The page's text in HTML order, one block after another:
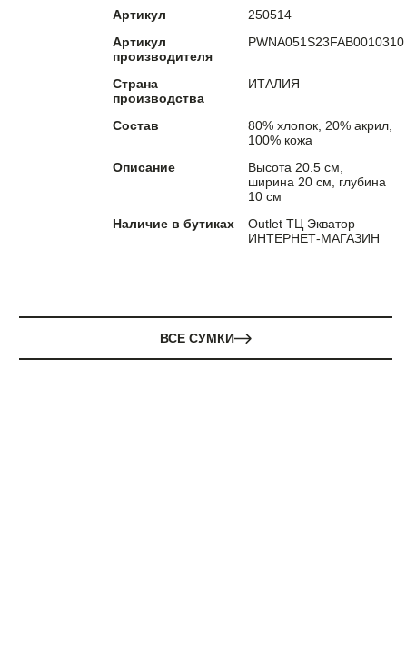
Артикул
250514
Артикул
производителя
PWNA051S23FAB0010310
Страна
производства
ИТАЛИЯ
Состав
80% хлопок, 20% акрил,
100% кожа
Описание
Высота 20.5 см,
ширина 20 см, глубина
10 см
Наличие в бутиках
Outlet ТЦ Экватор
ИНТЕРНЕТ-МАГАЗИН
ВСЕ СУМКИ